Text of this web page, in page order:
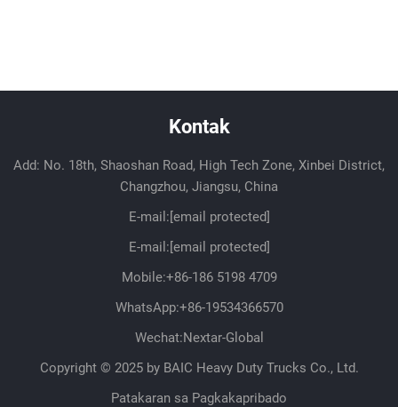
Kontak
Add: No. 18th, Shaoshan Road, High Tech Zone, Xinbei District,
Changzhou, Jiangsu, China
E-mail:[email protected]
E-mail:[email protected]
Mobile:+86-186 5198 4709
WhatsApp:+86-19534366570
Wechat:Nextar-Global
Copyright © 2025 by BAIC Heavy Duty Trucks Co., Ltd.
Patakaran sa Pagkakapribado